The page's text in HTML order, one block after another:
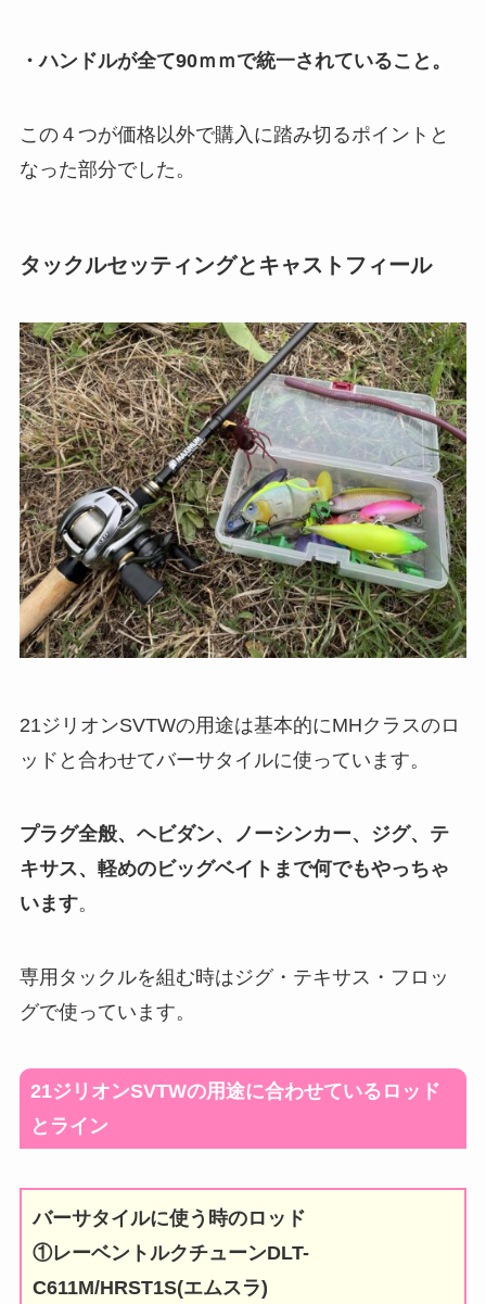
・ハンドルが全て90ｍｍで統一されていること。
この４つが価格以外で購入に踏み切るポイントと
なった部分でした。
タックルセッティングとキャストフィール
21ジリオンSVTWの用途は基本的にMHクラスのロ
ッドと合わせてバーサタイルに使っています。
プラグ全般、ヘビダン、ノーシンカー、ジグ、テ
キサス、軽めのビッグベイトまで何でもやっちゃ
います。
専用タックルを組む時はジグ・テキサス・フロッ
グで使っています。
21ジリオンSVTWの用途に合わせているロッド
とライン
バーサタイルに使う時のロッド
①レーベントルクチューンDLT-
C611M/HRST1S(エムスラ)